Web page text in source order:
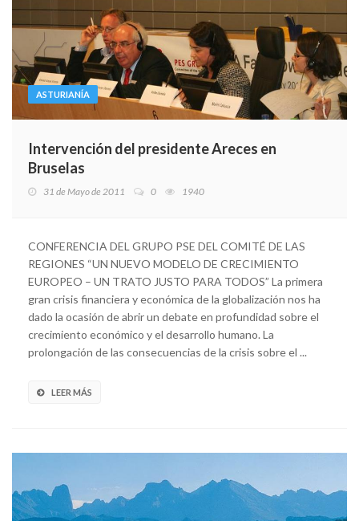
ASTURIANÍA
Intervención del presidente Areces en
Bruselas
31 de Mayo de 2011 0 1940
CONFERENCIA DEL GRUPO PSE DEL COMITÉ DE LAS
REGIONES “UN NUEVO MODELO DE CRECIMIENTO
EUROPEO – UN TRATO JUSTO PARA TODOS” La primera
gran crisis financiera y económica de la globalización nos ha
dado la ocasión de abrir un debate en profundidad sobre el
crecimiento económico y el desarrollo humano. La
prolongación de las consecuencias de la crisis sobre el ...
LEER MÁS